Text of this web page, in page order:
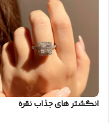
انگشتر های جذاب نقره